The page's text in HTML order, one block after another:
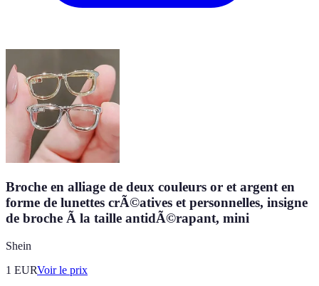
Broche en alliage de deux couleurs or et argent en
forme de lunettes crÃ©atives et personnelles, insigne
de broche Ã la taille antidÃ©rapant, mini
Shein
1 EURVoir le prix